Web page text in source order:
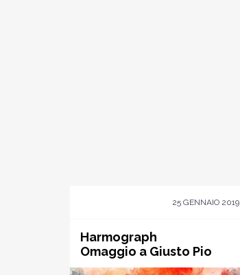
25 GENNAIO 2019
Harmograph
Omaggio a Giusto Pio